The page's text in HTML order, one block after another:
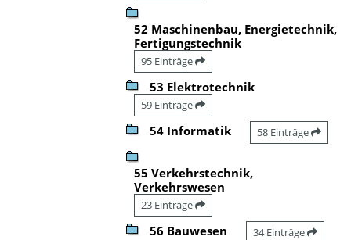
52 Maschinenbau, Energietechnik,
Fertigungstechnik
95 Einträge
53 Elektrotechnik
59 Einträge
54 Informatik 58 Einträge
55 Verkehrstechnik,
Verkehrswesen
23 Einträge
56 Bauwesen 34 Einträge